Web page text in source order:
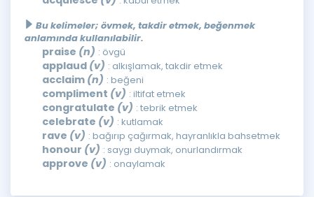
Bu kelimeler; övmek, takdir etmek, beğenmek
anlamında kullanılabilir.
praise (n) : övgü
applaud (v) : alkışlamak, takdir etmek
acclaim (n) : beğeni
compliment (v) : iltifat etmek
congratulate (v) : tebrik etmek
celebrate (v) : kutlamak
rave (v) : bağırıp çağırmak, hayranlıkla bahsetmek
honour (v) : saygı duymak, onurlandırmak
approve (v) : onaylamak